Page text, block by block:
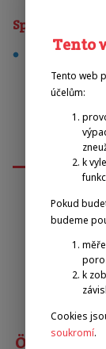
Sporty
stolní tenis
Tento
Tento web
účelům:
k
Pokud
budeme
k
Cookies
soukromí.